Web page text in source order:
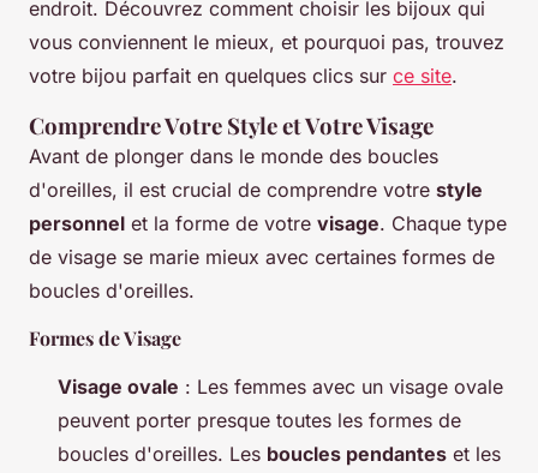
endroit. Découvrez comment choisir les bijoux qui
vous conviennent le mieux, et pourquoi pas, trouvez
votre bijou parfait en quelques clics sur ce site.
Comprendre Votre Style et Votre Visage
Avant de plonger dans le monde des boucles
d'oreilles, il est crucial de comprendre votre style
personnel et la forme de votre visage. Chaque type
de visage se marie mieux avec certaines formes de
boucles d'oreilles.
Formes de Visage
Visage ovale : Les femmes avec un visage ovale
peuvent porter presque toutes les formes de
boucles d'oreilles. Les boucles pendantes et les